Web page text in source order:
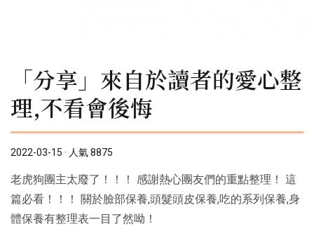
「分享」來自於讀者的愛心整
理,不看會後悔
2022-03-15 · 人氣 8875
老虎狗團主太廢了！！！ 感謝熱心團友們的重點整理！ 這
篇必看！！！ 關於臉部保養,頭髮頭皮保養,吃的系列保養,身
體保養有整理表一目了然呦！